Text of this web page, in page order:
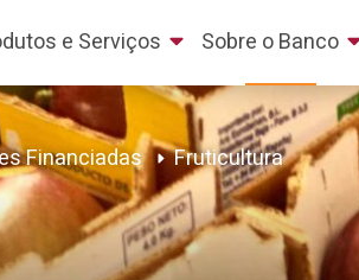
e Serviços Sobre o Banco
Financiadas Fruticultura